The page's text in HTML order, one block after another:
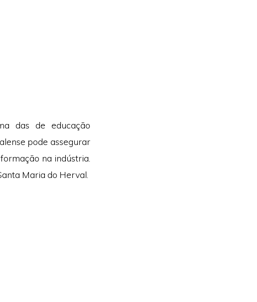
das de educação
pode assegurar
na indústria.
Maria do Herval.